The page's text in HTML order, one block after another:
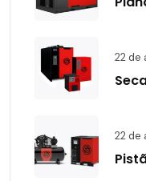
22 de
22 de